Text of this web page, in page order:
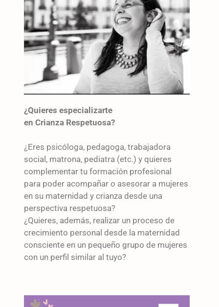
¿Quieres especializarte
en Crianza Respetuosa?
¿Eres psicóloga, pedagoga, trabajadora
social, matrona, pediatra (etc.) y quieres
complementar tu formación profesional
para poder acompañar o asesorar a mujeres
en su maternidad y crianza desde una
perspectiva respetuosa?
¿Quieres, además, realizar un proceso de
crecimiento personal desde la maternidad
consciente en un pequeño grupo de mujeres
con un perfil similar al tuyo?